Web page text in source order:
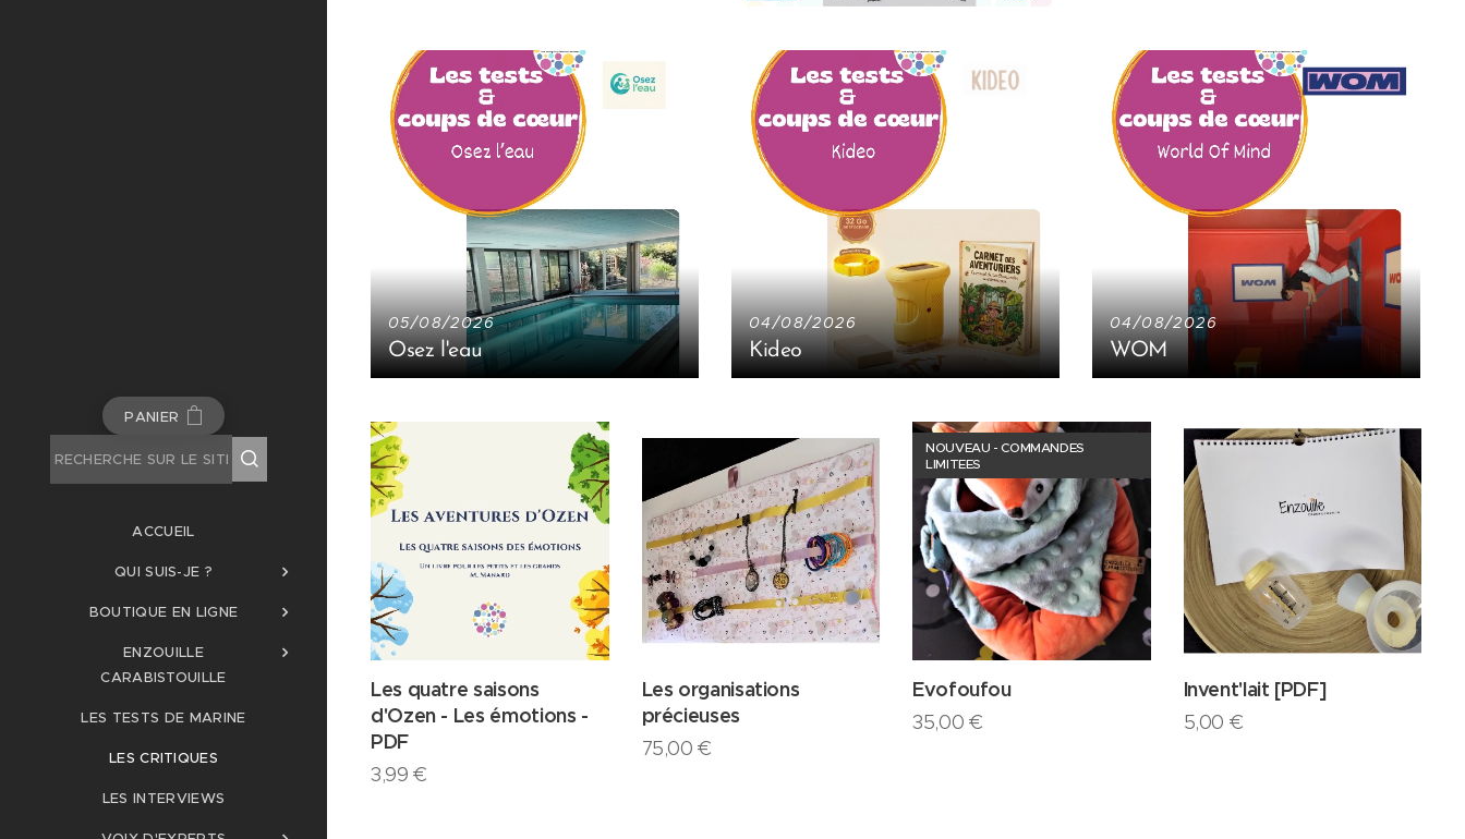
PANIER
ACCUEIL
QUI SUIS-JE ?
BOUTIQUE EN LIGNE
ENZOUILLE
CARABISTOUILLE
LES TESTS DE MARINE
LES CRITIQUES
LES INTERVIEWS
05/08/2026
Osez l'eau
04/08/2026
Kideo
04/08/2026
WOM
Les quatre saisons
d'Ozen - Les émotions -
PDF
3,99 €
Les organisations
précieuses
75,00 €
Evofoufou
NOUVEAU - COMMANDES
LIMITEES
35,00 €
Invent'lait [PDF]
5,00 €